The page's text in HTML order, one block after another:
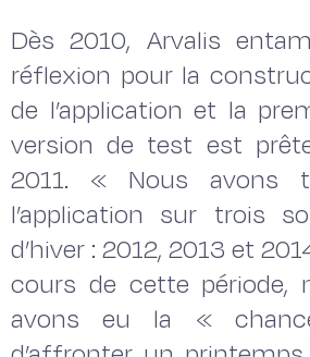
Dès 2010, Arvalis
réflexion pour la
de l’application et la
version de test est
2011. « Nous avons
l’application sur trois
d’hiver : 2012, 2013 et
cours de cette période,
avons eu la «